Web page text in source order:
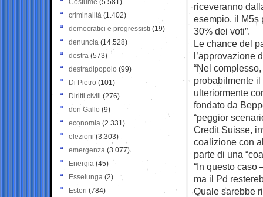
riceveranno
esempio, il M5s
30% dei voti”.
Le chance del
l’approvazione
“Nel
probabilmente
ulteriormente
fondato da
“peggior
Credit Suisse,
coalizione con
parte di una
“In questo
ma il Pd
Quale sarebbe
Costume (5.581)
criminalità (1.402)
democratici e progressisti (19)
denuncia (14.528)
destra (573)
destradipopolo (99)
Di Pietro (101)
Diritti civili (276)
don Gallo (9)
economia (2.331)
elezioni (3.303)
emergenza (3.077)
Energia (45)
Esselunga (2)
Esteri (784)